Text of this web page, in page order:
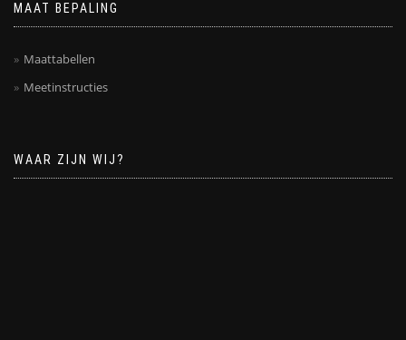
MAAT BEPALING
Maattabellen
Meetinstructies
WAAR ZIJN WIJ?